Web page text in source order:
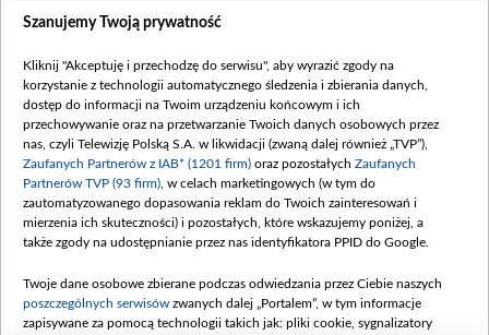
Opinie
Białoruś / Polska
Czytelnia
Centrum Europy
O nas
Kontakt
Informacje o nadawcy
Serwisy partnerskie
belsat.eu
Szanujemy Twoją prywatność
Kliknij "Akceptuję i przechodzę do serwisu", aby wyrazić zgody na
korzystanie z technologii automatycznego śledzenia i zbierania danych,
dostęp do informacji na Twoim urządzeniu końcowym i ich
przechowywanie oraz na przetwarzanie Twoich danych osobowych przez
nas, czyli Telewizję Polską S.A. w likwidacji (zwaną dalej również „TVP”),
Zaufanych Partnerów z IAB* (1201 firm) oraz pozostałych Zaufanych
Partnerów TVP (93 firm) , w celach marketingowych (w tym do
zautomatyzowanego dopasowania reklam do Twoich zainteresowań i
mierzenia ich skuteczności) i pozostałych, które wskazujemy poniżej, a
także zgody na udostępnianie przez nas identyfikatora PPID do Google.
Twoje dane osobowe zbierane podczas odwiedzania przez Ciebie naszych
poszczególnych serwisów zwanych dalej „Portalem”, w tym informacje
zapisywane za pomocą technologii takich jak: pliki cookie, sygnalizatory